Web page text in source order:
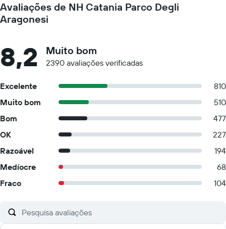
Avaliações de NH Catania Parco Degli
Aragonesi
8,2 Muito bom
2390 avaliações verificadas
Excelente
810
Muito bom
510
Bom
477
OK
227
Razoável
194
Medíocre
68
Fraco
104